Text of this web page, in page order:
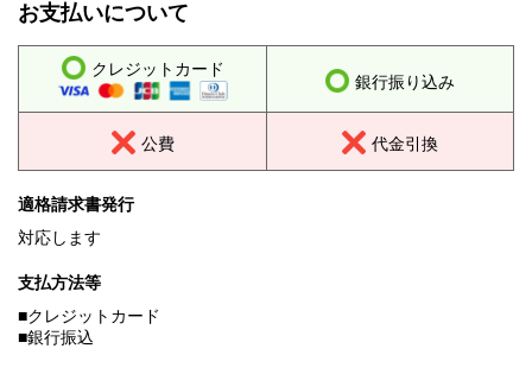
お支払いについて
クレジットカード
銀行振り込み
公費 代金引換
適格請求書発行
対応します
支払方法等
■クレジットカード
■銀行振込